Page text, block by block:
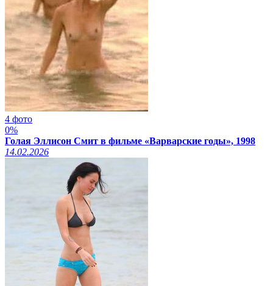
4 фото
0%
Голая Эллисон Смит в фильме «Варварские годы», 1998
14.02.2026